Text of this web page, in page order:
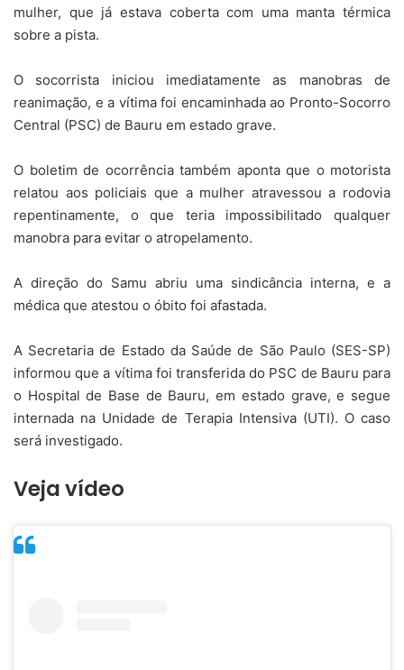
mulher, que já estava coberta com uma manta térmica
sobre a pista.
O socorrista iniciou imediatamente as manobras de
reanimação, e a vítima foi encaminhada ao Pronto-Socorro
Central (PSC) de Bauru em estado grave.
O boletim de ocorrência também aponta que o motorista
relatou aos policiais que a mulher atravessou a rodovia
repentinamente, o que teria impossibilitado qualquer
manobra para evitar o atropelamento.
A direção do Samu abriu uma sindicância interna, e a
médica que atestou o óbito foi afastada.
A Secretaria de Estado da Saúde de São Paulo (SES-SP)
informou que a vítima foi transferida do PSC de Bauru para
o Hospital de Base de Bauru, em estado grave, e segue
internada na Unidade de Terapia Intensiva (UTI). O caso
será investigado.
Veja vídeo